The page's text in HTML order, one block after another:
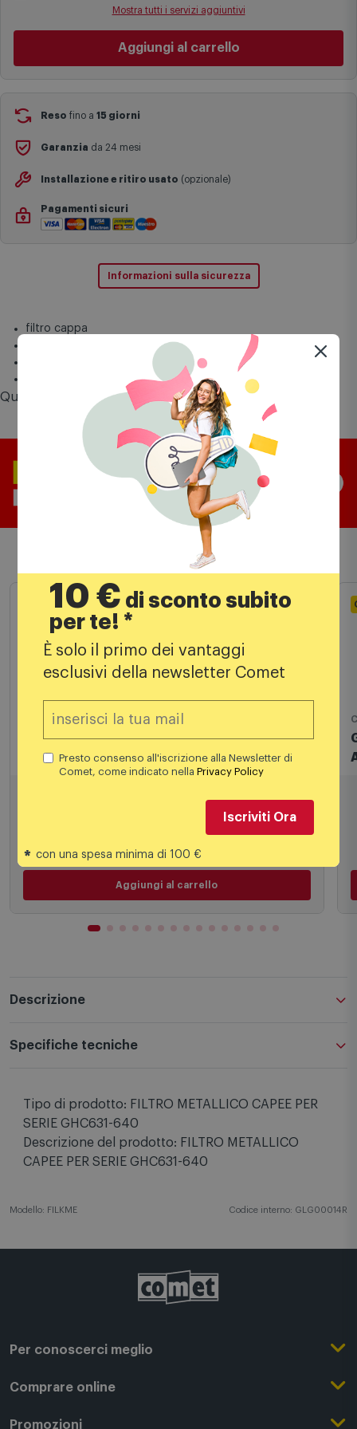
festivi e ricorrenze principali o in circostanze eccezionali).
prenotazione verranno spediti a partire dalla data di uscita indicata
nella pagina del prodotto.
Mostra tutti i servizi aggiuntivi
Aggiungi al carrello
Reso fino a 15 giorni
Garanzia da 24 mesi
Installazione e ritiro usato (opzionale)
Pagamenti sicuri
Informazioni sulla sicurezza
filtro cappa
adatto a ghc 631 / 831 / 931
Questo prodotto vale fino a 7 puntiComet Mia
Prodotti simili
Cappe da incasso
Elettrocasa - Filtro Cappa - Ka2
Aggiungi al carrello
Descrizione
Specifiche tecniche
Tipo di prodotto: FILTRO METALLICO CAPEE PER
SERIE GHC631-640
Descrizione del prodotto: FILTRO METALLICO
CAPEE PER SERIE GHC631-640
Modello: FILKME Codice interno: GLG00014R
Per conoscerci meglio
Il Gruppo Comet
Punti di forza
Comprare online
Registrati su Comet
Promozioni
10 € di sconto subito
per te! *
È solo il primo dei vantaggi
esclusivi della newsletter Comet
Presto consenso all'iscrizione alla Newsletter di
Comet, come indicato nellaPrivacy Policy
Iscriviti Ora
* con una spesa minima di 100 €